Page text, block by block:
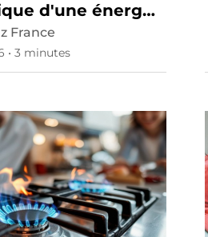
d'une énergie
France
• 3 minutes